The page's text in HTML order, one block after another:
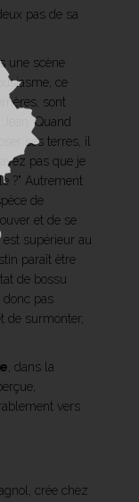
pas de sa
une scène
ce
sont
Quand
ses terres, il
pas que je
?" Autrement
de
et de se
supérieur au
paraît être
de bossu
donc pas
de surmonter,
, dans la
vers
crée chez